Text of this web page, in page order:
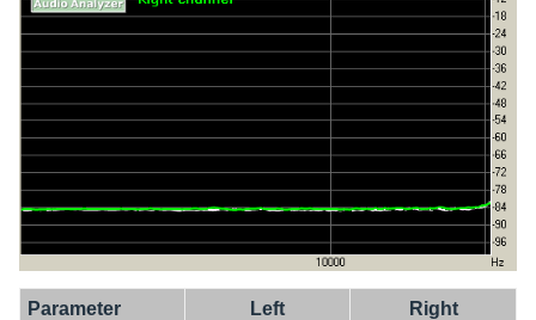
Para­me­ter Left Right